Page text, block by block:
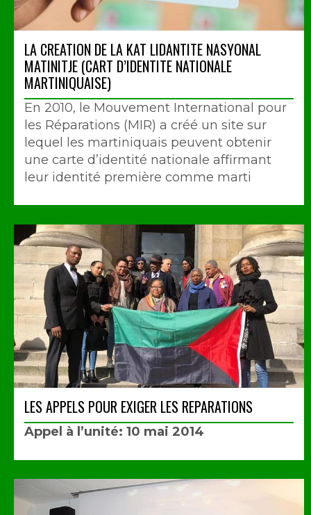
LA CREATION DE LA KAT LIDANTITE NASYONAL
MATINITJE (CART D’IDENTITE NATIONALE
MARTINIQUAISE)
En 2010, le Mouvement International pour
les Réparations (MIR) a créé un site sur
lequel les martiniquais peuvent obtenir
une carte d’identité nationale affirmant
leur identité première comme marti
LES APPELS POUR EXIGER LES REPARATIONS
Appel à l’unité: 10 mai 2014